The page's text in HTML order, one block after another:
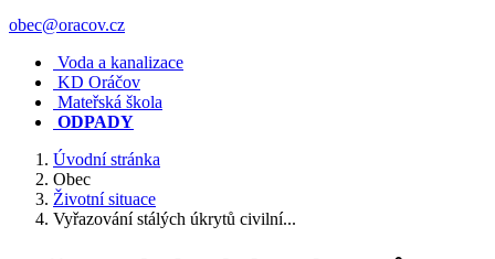
obec@oracov.cz
Voda a kanalizace
KD Oráčov
Mateřská škola
ODPADY
Úvodní stránka
Obec
Životní situace
Vyřazování stálých úkrytů civilní...